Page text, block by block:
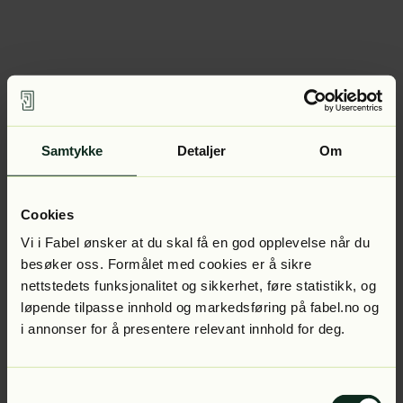
Samtykke Detaljer Om
Cookies
Vi i Fabel ønsker at du skal få en god opplevelse når du
besøker oss. Formålet med cookies er å sikre
nettstedets funksjonalitet og sikkerhet, føre statistikk, og
løpende tilpasse innhold og markedsføring på fabel.no og
i annonser for å presentere relevant innhold for deg.